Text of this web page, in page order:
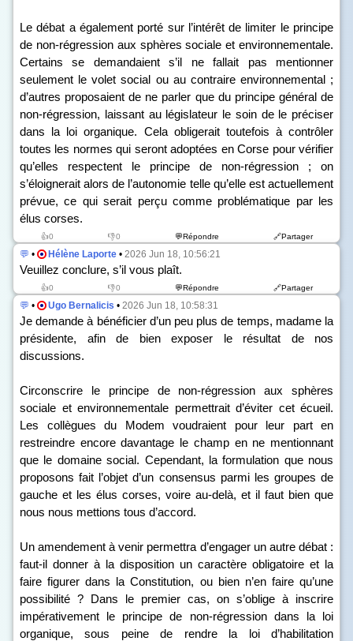
Le débat a également porté sur l’intérêt de limiter le principe
de non-régression aux sphères sociale et environnementale.
Certains se demandaient s’il ne fallait pas mentionner
seulement le volet social ou au contraire environnemental ;
d’autres proposaient de ne parler que du principe général de
non-régression, laissant au législateur le soin de le préciser
dans la loi organique. Cela obligerait toutefois à contrôler
toutes les normes qui seront adoptées en Corse pour vérifier
qu’elles respectent le principe de non-régression ; on
s’éloignerait alors de l’autonomie telle qu’elle est actuellement
prévue, ce qui serait perçu comme problématique par les
élus corses.
👍0 👎0 💬Répondre 🔗Partager
💬 • Hélène Laporte • 2026 Jun 18, 10:56:21
Veuillez conclure, s’il vous plaît.
👍0 👎0 💬Répondre 🔗Partager
💬 • Ugo Bernalicis • 2026 Jun 18, 10:58:31
Je demande à bénéficier d’un peu plus de temps, madame la
présidente, afin de bien exposer le résultat de nos
discussions.
Circonscrire le principe de non-régression aux sphères
sociale et environnementale permettrait d’éviter cet écueil.
Les collègues du Modem voudraient pour leur part en
restreindre encore davantage le champ en ne mentionnant
que le domaine social. Cependant, la formulation que nous
proposons fait l’objet d’un consensus parmi les groupes de
gauche et les élus corses, voire au-delà, et il faut bien que
nous nous mettions tous d’accord.
Un amendement à venir permettra d’engager un autre débat :
faut-il donner à la disposition un caractère obligatoire et la
faire figurer dans la Constitution, ou bien n’en faire qu’une
possibilité ? Dans le premier cas, on s’oblige à inscrire
impérativement le principe de non-régression dans la loi
organique, sous peine de rendre la loi d’habilitation